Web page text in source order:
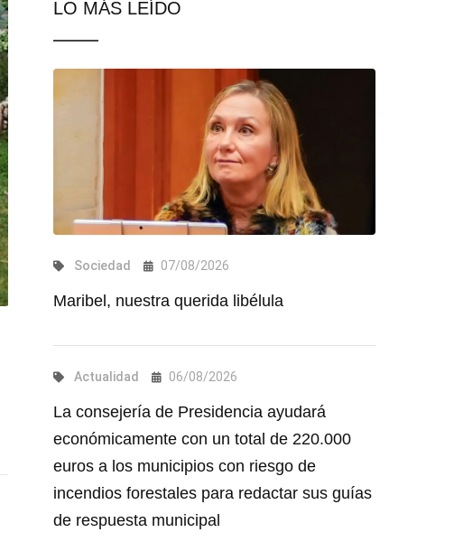
LO MÁS LEÍDO
Sociedad 07/08/2026
Maribel, nuestra querida libélula
Actualidad 06/08/2026
La consejería de Presidencia ayudará
económicamente con un total de 220.000
euros a los municipios con riesgo de
incendios forestales para redactar sus guías
de respuesta municipal